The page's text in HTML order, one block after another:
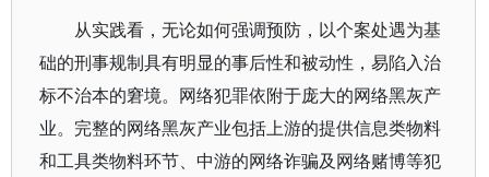
从实践看，无论如何强调预防，以个案处遇为基
础的刑事规制具有明显的事后性和被动性，易陷入治
标不治本的窘境。网络犯罪依附于庞大的网络黑灰产
业。完整的网络黑灰产业包括上游的提供信息类物料
和工具类物料环节、中游的网络诈骗及网络赌博等犯